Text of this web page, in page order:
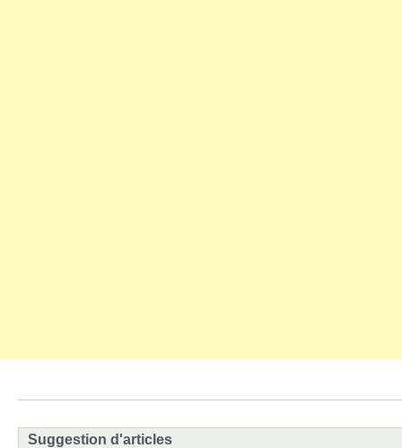
Suggestion d'articles